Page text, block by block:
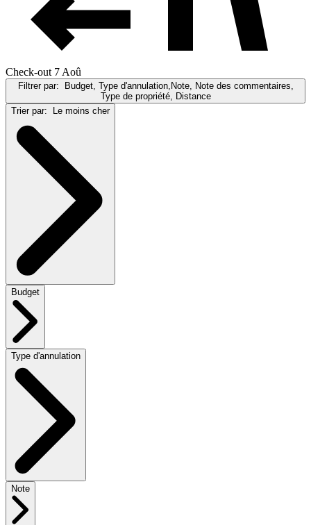
Check-out 7 Aoû
Filtrer par:
Budget, Type d'annulation,Note, Note des commentaires,
Type de propriété, Distance
Trier par:
Le moins cher
Budget
Type d'annulation
Note